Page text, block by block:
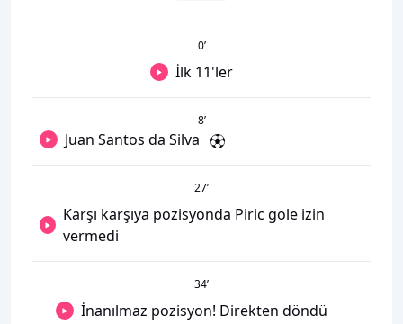
0’
İlk 11'ler
8’
Juan Santos da Silva
27’
Karşı karşıya pozisyonda Piric gole izin
vermedi
34’
İnanılmaz pozisyon! Direkten döndü